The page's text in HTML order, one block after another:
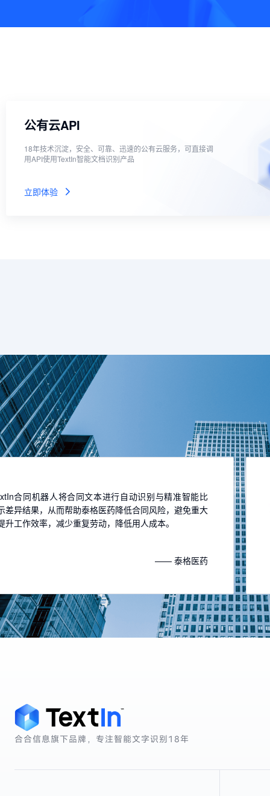
公有云API
18年技术沉淀，安全、可靠、迅速的公有云服务，可直接调
用API使用TextIn智能文档识别产品
立即体验
合同机器人将合同文本进行自动识别与精准智能比
差异结果，从而帮助泰格医药降低合同风险，避免重大
升工作效率，减少重复劳动，降低用人成本。
—— 泰格医药
合合信息旗下品牌，专注智能文字识别18年